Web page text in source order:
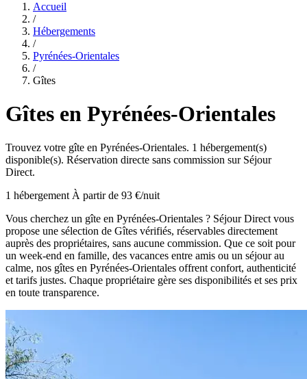
Accueil
/
Hébergements
/
Pyrénées-Orientales
/
Gîtes
Gîtes en Pyrénées-Orientales
Trouvez votre gîte en Pyrénées-Orientales. 1 hébergement(s)
disponible(s). Réservation directe sans commission sur Séjour
Direct.
1 hébergement À partir de 93 €/nuit
Vous cherchez un gîte en Pyrénées-Orientales ? Séjour Direct vous
propose une sélection de Gîtes vérifiés, réservables directement
auprès des propriétaires, sans aucune commission. Que ce soit pour
un week-end en famille, des vacances entre amis ou un séjour au
calme, nos gîtes en Pyrénées-Orientales offrent confort, authenticité
et tarifs justes. Chaque propriétaire gère ses disponibilités et ses prix
en toute transparence.